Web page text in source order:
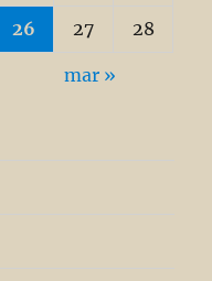
26 27 28
mar »